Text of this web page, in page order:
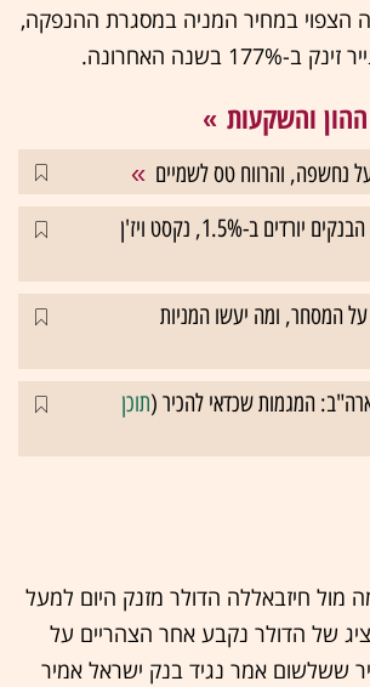
במחיר המניה במסגרת ההנפקה,
בשנה האחרונה.
והשקעות
נחשפה, והרווח טס לשמיים
ת"א עברה לירידות; הבנקים יורדים ב-1.5%, נקסט ויז'ן
על המסחר, ומה יעשו המניות
המגמות שכדאי להכיר (תוכן
מול חיזבאללה הדולר מזנק היום למעל
היציג של הדולר נקבע אחר הצהריים על
נזכיר ששלשום אמר נגיד בנק ישראל אמיר